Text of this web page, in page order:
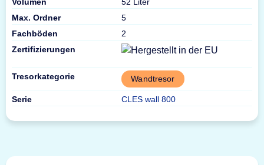
Max. Ordner
5
Fachböden
2
Zertifizierungen
Tresorkategorie Wandtresor
Serie CLES wall 800